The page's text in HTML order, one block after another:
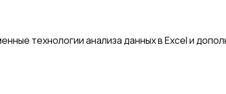
технологии анализа данных в Excel и